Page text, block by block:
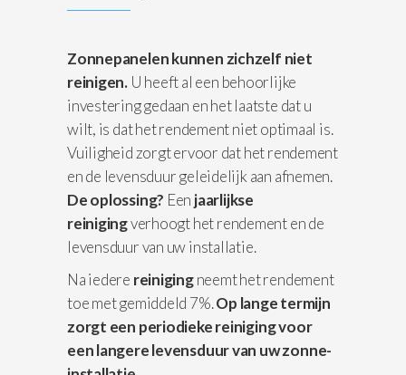
Zonnepanelen kunnen zichzelf niet
reinigen. U heeft al een behoorlijke
investering gedaan en het laatste dat u
wilt, is dat het rendement niet optimaal is.
Vuiligheid zorgt ervoor dat het rendement
en de levensduur geleidelijk aan afnemen.
De oplossing? Een jaarlijkse
reinigingverhoogt het rendement en de
levensduur van uw installatie.
Na iedere reinigingneemt het rendement
toe met gemiddeld 7%.Op lange termijn
zorgt een periodieke reiniging voor
een langere levensduur van uw zonne-